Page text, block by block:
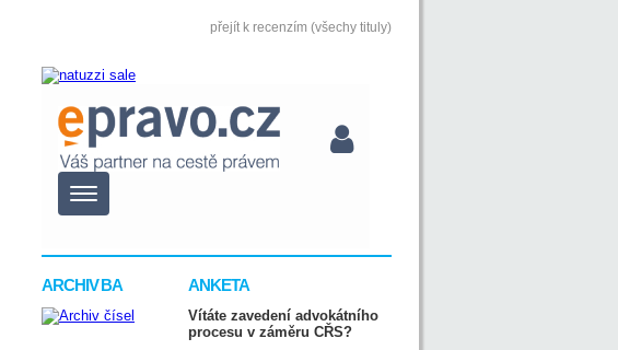
přejít k recenzím (všechy tituly)
ARCHIV BA ANKETA
Vítáte zavedení advokátního
procesu v záměru CŘS?